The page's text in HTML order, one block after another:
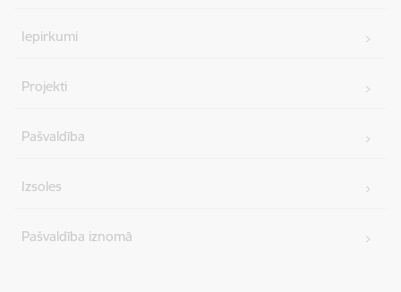
Iepirkumi
Projekti
Pašvaldība
Izsoles
Pašvaldība iznomā